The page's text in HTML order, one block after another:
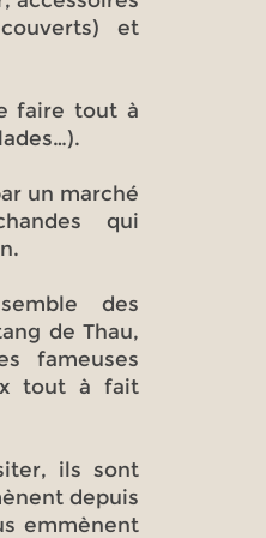
et
faire tout à
un marché
qui
des
de Thau,
fameuses
tout à fait
ils sont
depuis
emmènent